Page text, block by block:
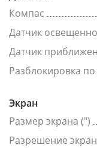
Компас
Датчик
Датчик
Разблокировка
Экран
Размер экрана (")
Разрешение